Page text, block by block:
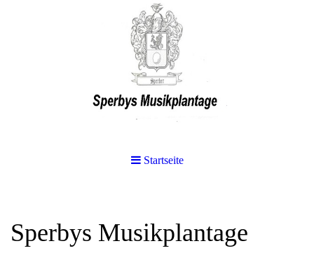
Startseite
Sperbys Musikplantage